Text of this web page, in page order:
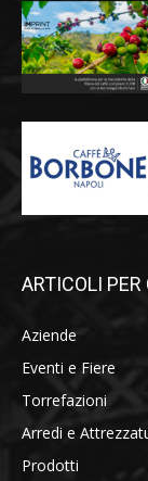
ARTICOLI PER
Aziende
Eventi e Fiere
Torrefazioni
Arredi e
Prodotti